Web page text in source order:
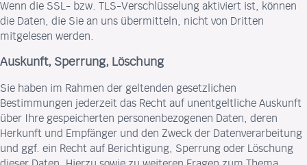
Wenn die SSL- bzw. TLS-Verschlüsselung aktiviert ist, können
die Daten, die Sie an uns übermitteln, nicht von Dritten
mitgelesen werden.
Auskunft, Sperrung, Löschung
Sie haben im Rahmen der geltenden gesetzlichen
Bestimmungen jederzeit das Recht auf unentgeltliche Auskunft
über Ihre gespeicherten personenbezogenen Daten, deren
Herkunft und Empfänger und den Zweck der Datenverarbeitung
und ggf. ein Recht auf Berichtigung, Sperrung oder Löschung